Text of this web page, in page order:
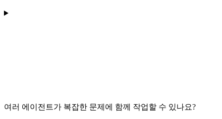
여러 에이전트가 복잡한 문제에 함께 작업할 수 있나요?